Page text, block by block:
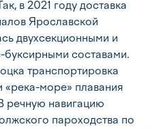
в 2021 году доставка
Ярославской
двухсекционными и
составами.
транспортировка
«река-море» плавания
речную навигацию
пароходства по